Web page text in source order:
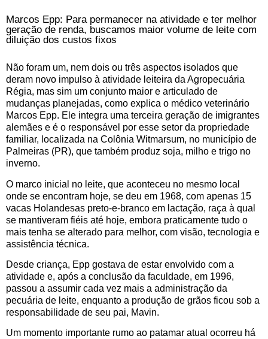
Marcos Epp: Para permanecer na atividade e ter melhor
geração de renda, buscamos maior volume de leite com
diluição dos custos fixos
Não foram um, nem dois ou três aspectos isolados que
deram novo impulso à atividade leiteira da Agropecuária
Régia, mas sim um conjunto maior e articulado de
mudanças planejadas, como explica o médico veterinário
Marcos Epp. Ele integra uma terceira geração de imigrantes
alemães e é o responsável por esse setor da propriedade
familiar, localizada na Colônia Witmarsum, no município de
Palmeiras (PR), que também produz soja, milho e trigo no
inverno.
O marco inicial no leite, que aconteceu no mesmo local
onde se encontram hoje, se deu em 1968, com apenas 15
vacas Holandesas preto-e-branco em lactação, raça à qual
se mantiveram fiéis até hoje, embora praticamente tudo o
mais tenha se alterado para melhor, com visão, tecnologia e
assistência técnica.
Desde criança, Epp gostava de estar envolvido com a
atividade e, após a conclusão da faculdade, em 1996,
passou a assumir cada vez mais a administração da
pecuária de leite, enquanto a produção de grãos ficou sob a
responsabilidade de seu pai, Mavin.
Um momento importante rumo ao patamar atual ocorreu há